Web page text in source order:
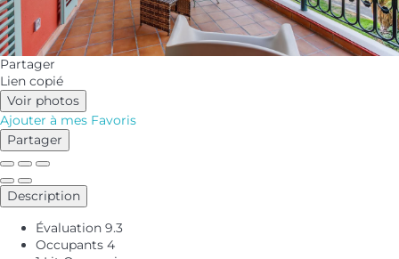
Partager
Lien copié
Voir photos
Ajouter à mes Favoris
Partager
Description
Évaluation 9.3
Occupants 4